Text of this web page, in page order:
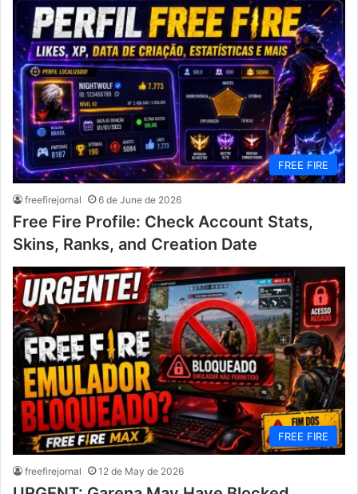
FREE FIRE
freefirejornal 6 de June de 2026
Free Fire Profile: Check Account Stats,
Skins, Ranks, and Creation Date
FREE FIRE
freefirejornal 12 de May de 2026